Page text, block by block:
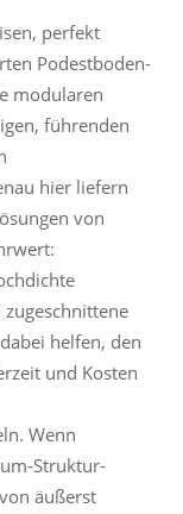
perfekt
Podestboden-
modularen
führenden
hier liefern
von
helfen, den
und Kosten
Wenn
Struktur-
äußerst